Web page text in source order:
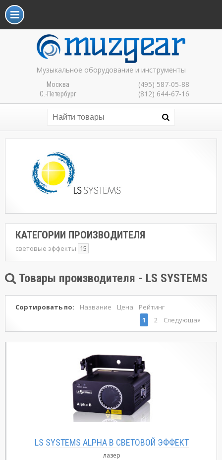
Музыкальное оборудование и инструменты
Москва (495) 587-05-88
С.-Петербург (812) 644-67-16
КАТЕГОРИИ ПРОИЗВОДИТЕЛЯ
световые эффекты 15
Товары производителя - LS SYSTEMS
Сортировать по: Название Цена
Рейтинг
1
2 Следующая
LS SYSTEMS ALPHA B СВЕТОВОЙ ЭФФЕКТ
лазер